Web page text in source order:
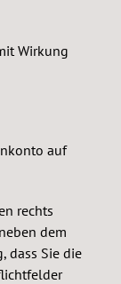
Wirkung
auf
rechts
dem
dass Sie die